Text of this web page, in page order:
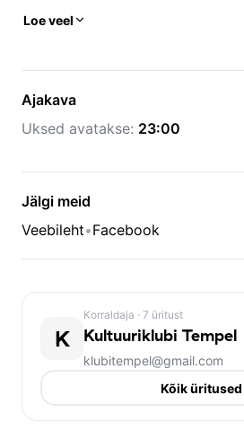
Loe veel
Ajakava
Uksed avatakse: 23:00
Jälgi meid
Veebileht•Facebook
K
Korraldaja · 7 üritust
Kultuuriklubi Tempel
klubitempel@gmail.com
Kõik üritused